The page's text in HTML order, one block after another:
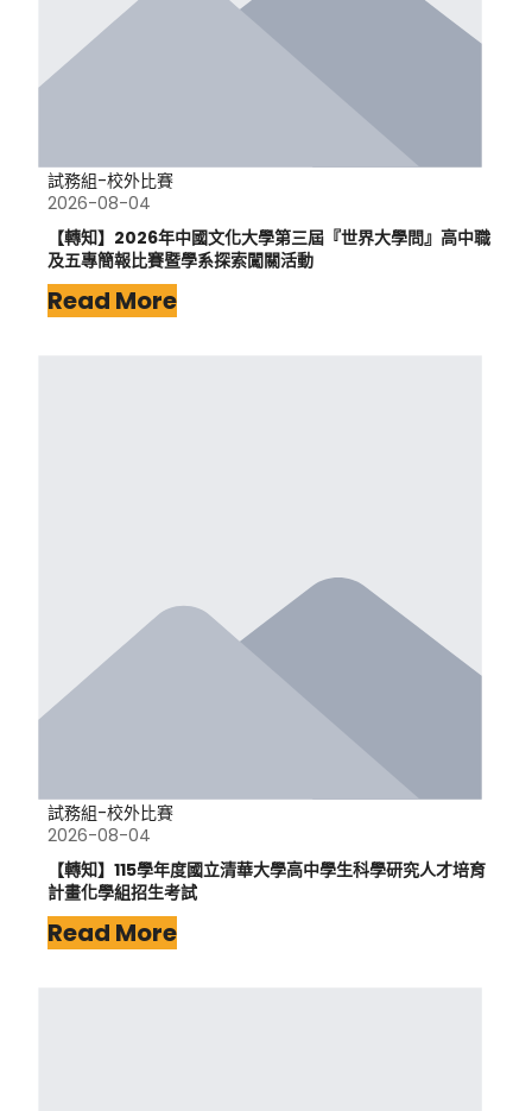
試務組-校外比賽
2026-08-04
【轉知】2026年中國文化大學第三屆『世界大學問』高中職
及五專簡報比賽暨學系探索闖關活動
Read More
試務組-校外比賽
2026-08-04
【轉知】115學年度國立清華大學高中學生科學研究人才培育
計畫化學組招生考試
Read More